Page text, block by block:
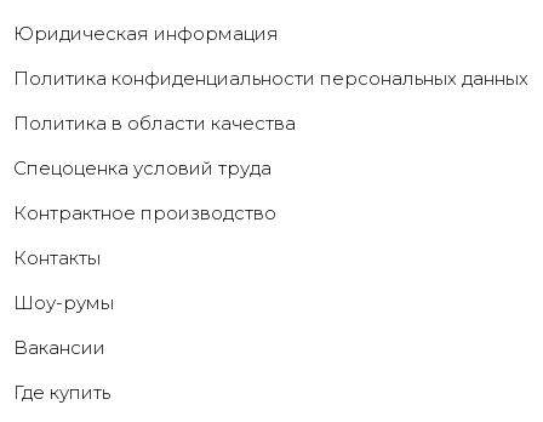
Юридическая информация
Политика конфиденциальности персональных данных
Политика в области качества
Cпецоценка условий труда
Контрактное производство
Контакты
Шоу-румы
Вакансии
Где купить